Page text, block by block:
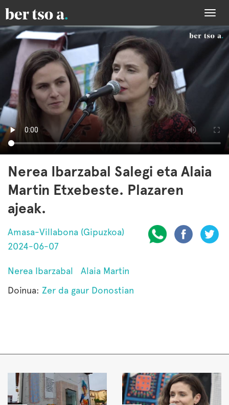
Nerea Ibarzabal Salegi eta Alaia
Martin Etxebeste. Plazaren
ajeak.
Amasa-Villabona (Gipuzkoa)
2024-06-07
Nerea Ibarzabal
Alaia Martin
Doinua: Zer da gaur Donostian